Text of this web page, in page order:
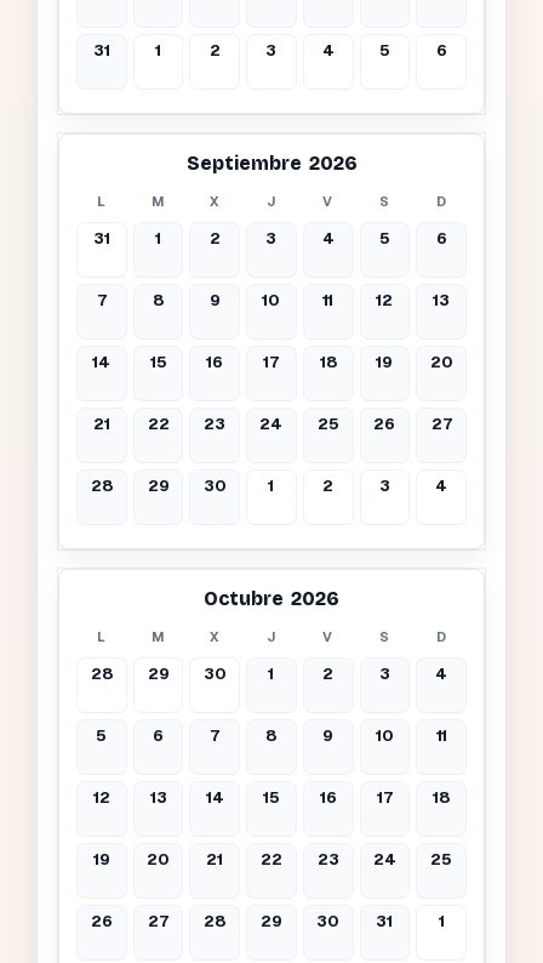
31 1 2 3 4 5 6
Septiembre 2026
L M X J V S D
31 1 2 3 4 5 6
7 8 9 10 11 12 13
14 15 16 17 18 19 20
21 22 23 24 25 26 27
28 29 30 1 2 3 4
Octubre 2026
L M X J V S D
28 29 30 1 2 3 4
5 6 7 8 9 10 11
12 13 14 15 16 17 18
19 20 21 22 23 24 25
26 27 28 29 30 31 1